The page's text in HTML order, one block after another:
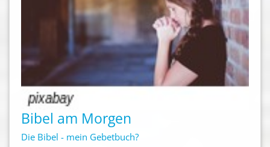
Bibel am Morgen
Die Bibel - mein Gebetbuch?